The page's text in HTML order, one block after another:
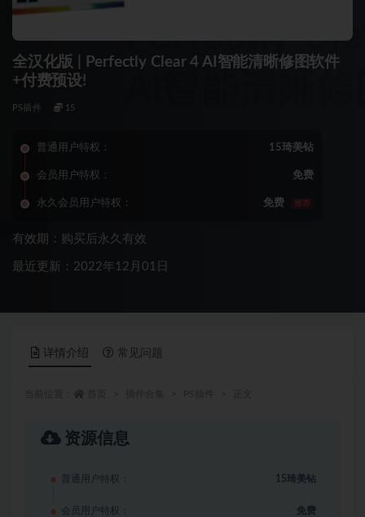
全汉化版 | Perfectly Clear 4 AI智能清晰修图软件
+付费预设!
PS插件 15
普通用户特权： 15琦美钻
会员用户特权： 免费
永久会员用户特权： 免费 推荐
有效期：购买后永久有效
最近更新：2022年12月01日
详情介绍 常见问题
资源信息
普通用户特权： 15琦美钻
会员用户特权： 免费